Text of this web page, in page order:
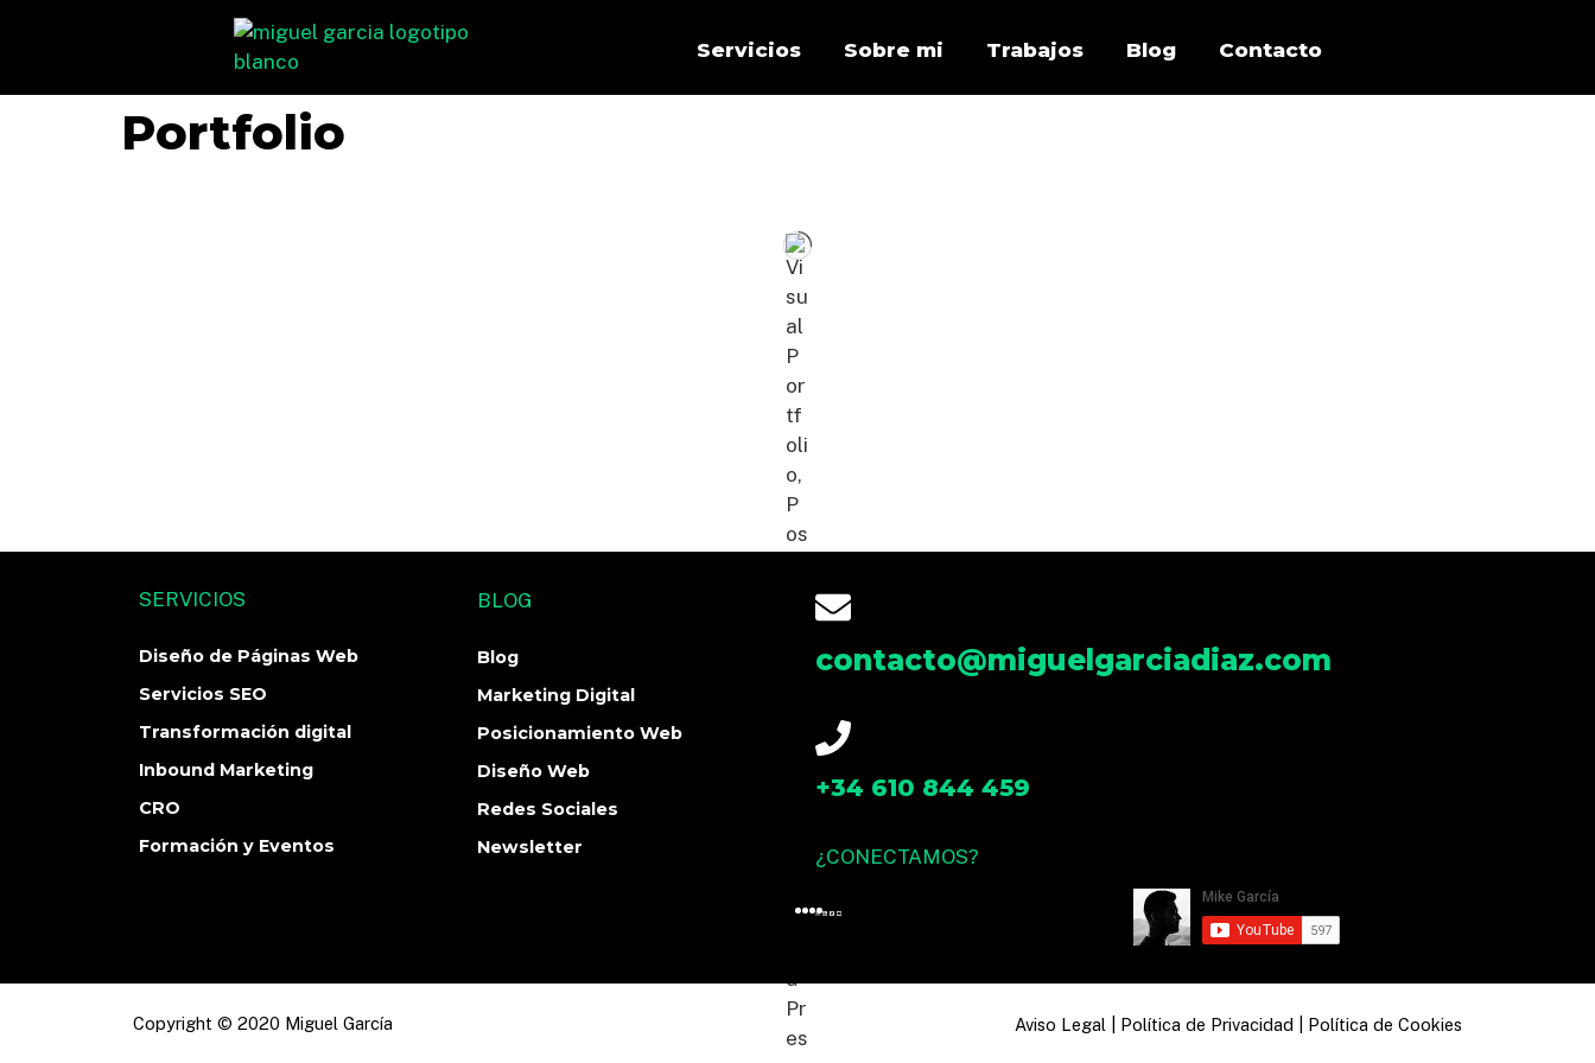
Servicios Sobre mi Trabajos Blog Contacto
Portfolio
SERVICIOS
Diseño de Páginas Web
Servicios SEO
Transformación digital
Inbound Marketing
CRO
Formación y Eventos
BLOG
Blog
Marketing Digital
Posicionamiento Web
Diseño Web
Redes Sociales
Newsletter
contacto@miguelgarciadiaz.com
+34 610 844 459
¿CONECTAMOS?
Copyright © 2020 Miguel García Aviso Legal Política de Privacidad Política de Cookies